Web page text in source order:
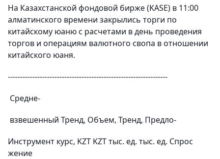
На Казахстанской фондовой бирже (KASE) в 11:00
алматинского времени закрылись торги по
китайскому юаню с расчетами в день проведения
торгов и операциям валютного свопа в отношении
китайского юаня.
-----------------------------------------------------------------
Средне-
взвешенный Тренд, Объем, Тренд, Предло-
Инструмент курс, KZT KZT тыс. ед. тыс. ед. Спрос
жение